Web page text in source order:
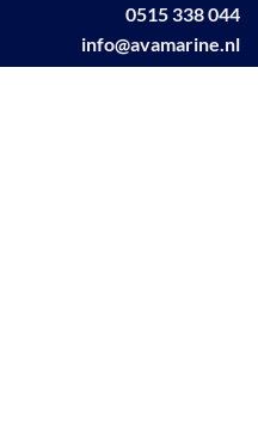
0515 338 044
info@avamarine.nl